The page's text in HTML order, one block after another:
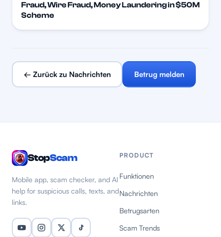
Fraud, Wire Fraud, Money Laundering in $50M
Scheme
← Zurück zu Nachrichten Betrug melden
StopScam
Mobile app, scam checker, and AI
help for suspicious calls, texts, and
links.
PRODUCT
Funktionen
Nachrichten
Betrugsarten
Scam Trends